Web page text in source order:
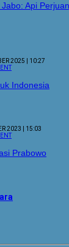
Api
2025 | 10:27
Indonesia
2023 | 15:03
Prabowo